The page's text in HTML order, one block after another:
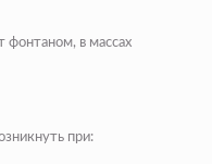
фонтаном, в массах
при: